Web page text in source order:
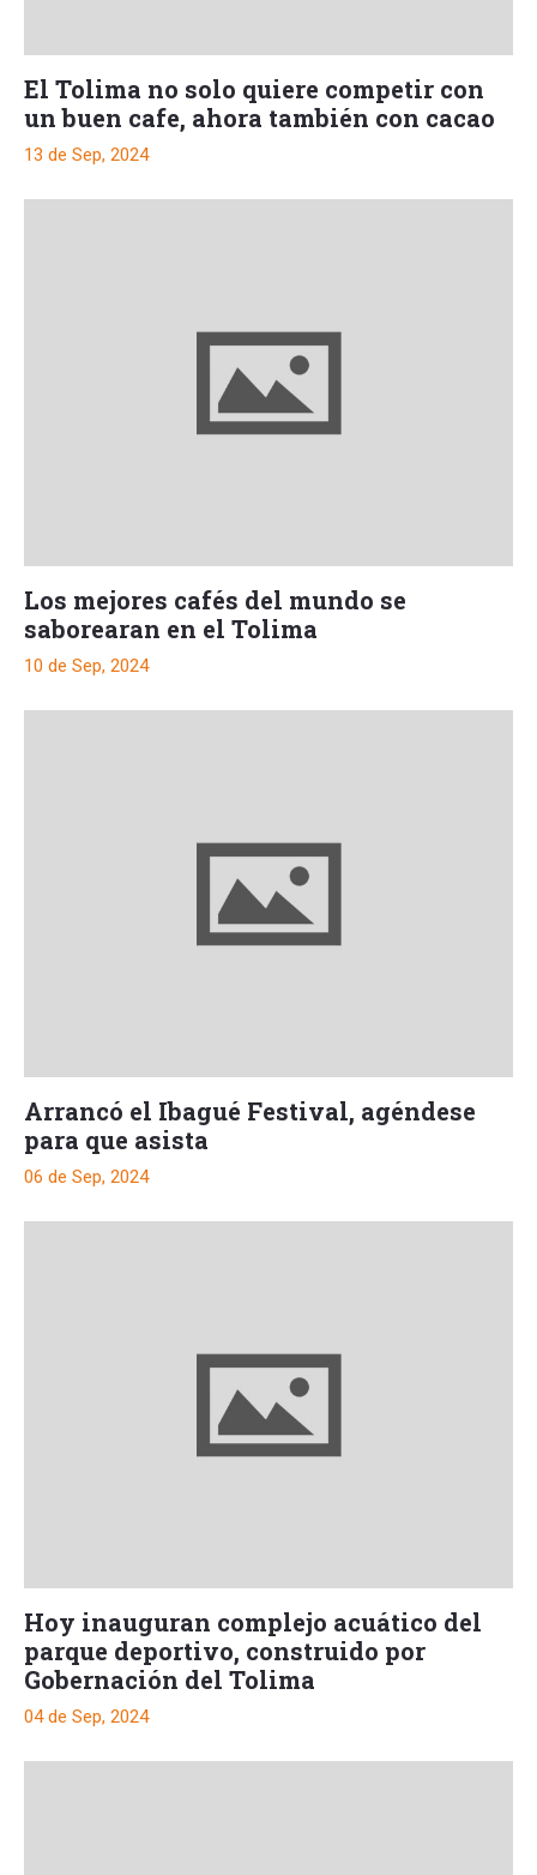
El Tolima no solo quiere competir con
un buen cafe, ahora también con cacao
13 de Sep, 2024
Los mejores cafés del mundo se
saborearan en el Tolima
10 de Sep, 2024
Arrancó el Ibagué Festival, agéndese
para que asista
06 de Sep, 2024
Hoy inauguran complejo acuático del
parque deportivo, construido por
Gobernación del Tolima
04 de Sep, 2024